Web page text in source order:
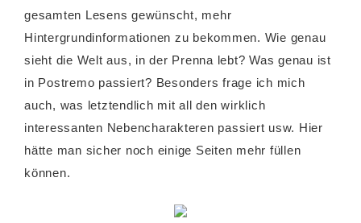
gesamten Lesens gewünscht, mehr
Hintergrundinformationen zu bekommen. Wie genau
sieht die Welt aus, in der Prenna lebt? Was genau ist
in Postremo passiert? Besonders frage ich mich
auch, was letztendlich mit all den wirklich
interessanten Nebencharakteren passiert usw. Hier
hätte man sicher noch einige Seiten mehr füllen
können.